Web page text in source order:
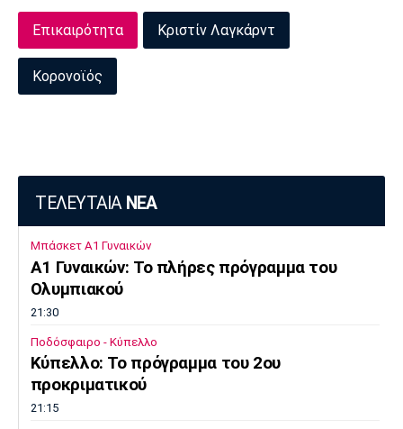
Πόρτο Μπενφίκα
Επικαιρότητα Κριστίν Λαγκάρντ
Κορονοϊός
ΤΕΛΕΥΤΑΙΑ ΝΕΑ
Μπάσκετ Α1 Γυναικών
A1 Γυναικών: To πλήρες πρόγραμμα του
Ολυμπιακού
21:30
Ποδόσφαιρο - Κύπελλο
Κύπελλο: Το πρόγραμμα του 2ου
προκριματικού
21:15